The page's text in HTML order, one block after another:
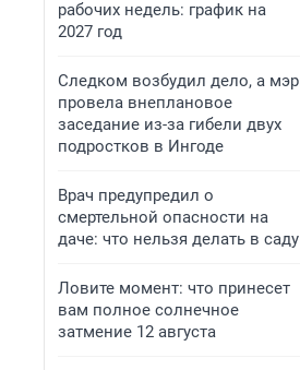
рабочих недель: график на
2027 год
Следком возбудил дело, а мэр
провела внеплановое
заседание из-за гибели двух
подростков в Ингоде
Врач предупредил о
смертельной опасности на
даче: что нельзя делать в саду
Ловите момент: что принесет
вам полное солнечное
затмение 12 августа